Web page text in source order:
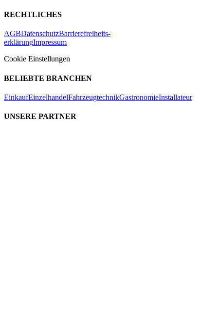
RECHTLICHES
AGBDatenschutzBarrierefreiheits-
erklärungImpressum
Cookie Einstellungen
BELIEBTE BRANCHEN
EinkaufEinzelhandelFahrzeugtechnikGastronomieInstallateur
UNSERE PARTNER